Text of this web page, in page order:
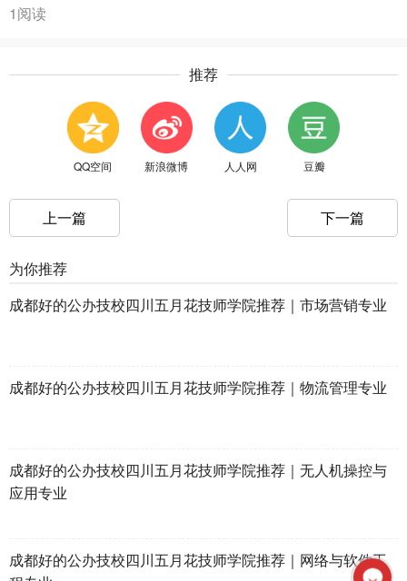
1阅读
推荐
QQ空间 新浪微博 人人网 豆瓣
上一篇 下一篇
为你推荐
成都好的公办技校四川五月花技师学院推荐｜市场营销专业
成都好的公办技校四川五月花技师学院推荐｜物流管理专业
成都好的公办技校四川五月花技师学院推荐｜无人机操控与
应用专业
成都好的公办技校四川五月花技师学院推荐｜网络与软件工